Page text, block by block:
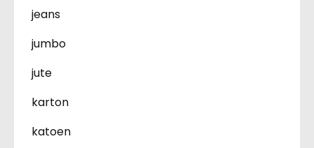
jeans
jumbo
jute
karton
katoen